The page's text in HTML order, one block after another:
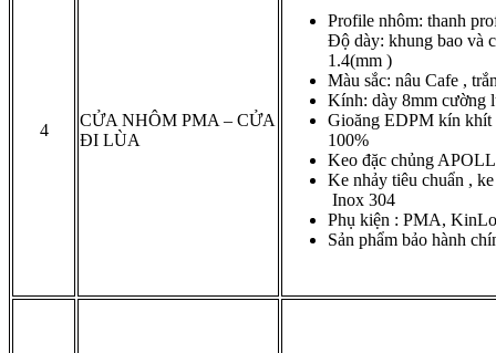
4
CỬA NHÔM PMA – CỬA
ĐI LÙA
Profile nhôm: thanh
Độ dày: khung bao và
1.4(mm )
Màu sắc: nâu Cafe ,
Kính: dày 8mm cường
Gioăng EDPM kín khít
100%
Keo đặc chủng
Ke nhảy tiêu chuẩn ,
Inox 304
Phụ kiện : PMA,
Sản phẩm bảo hành